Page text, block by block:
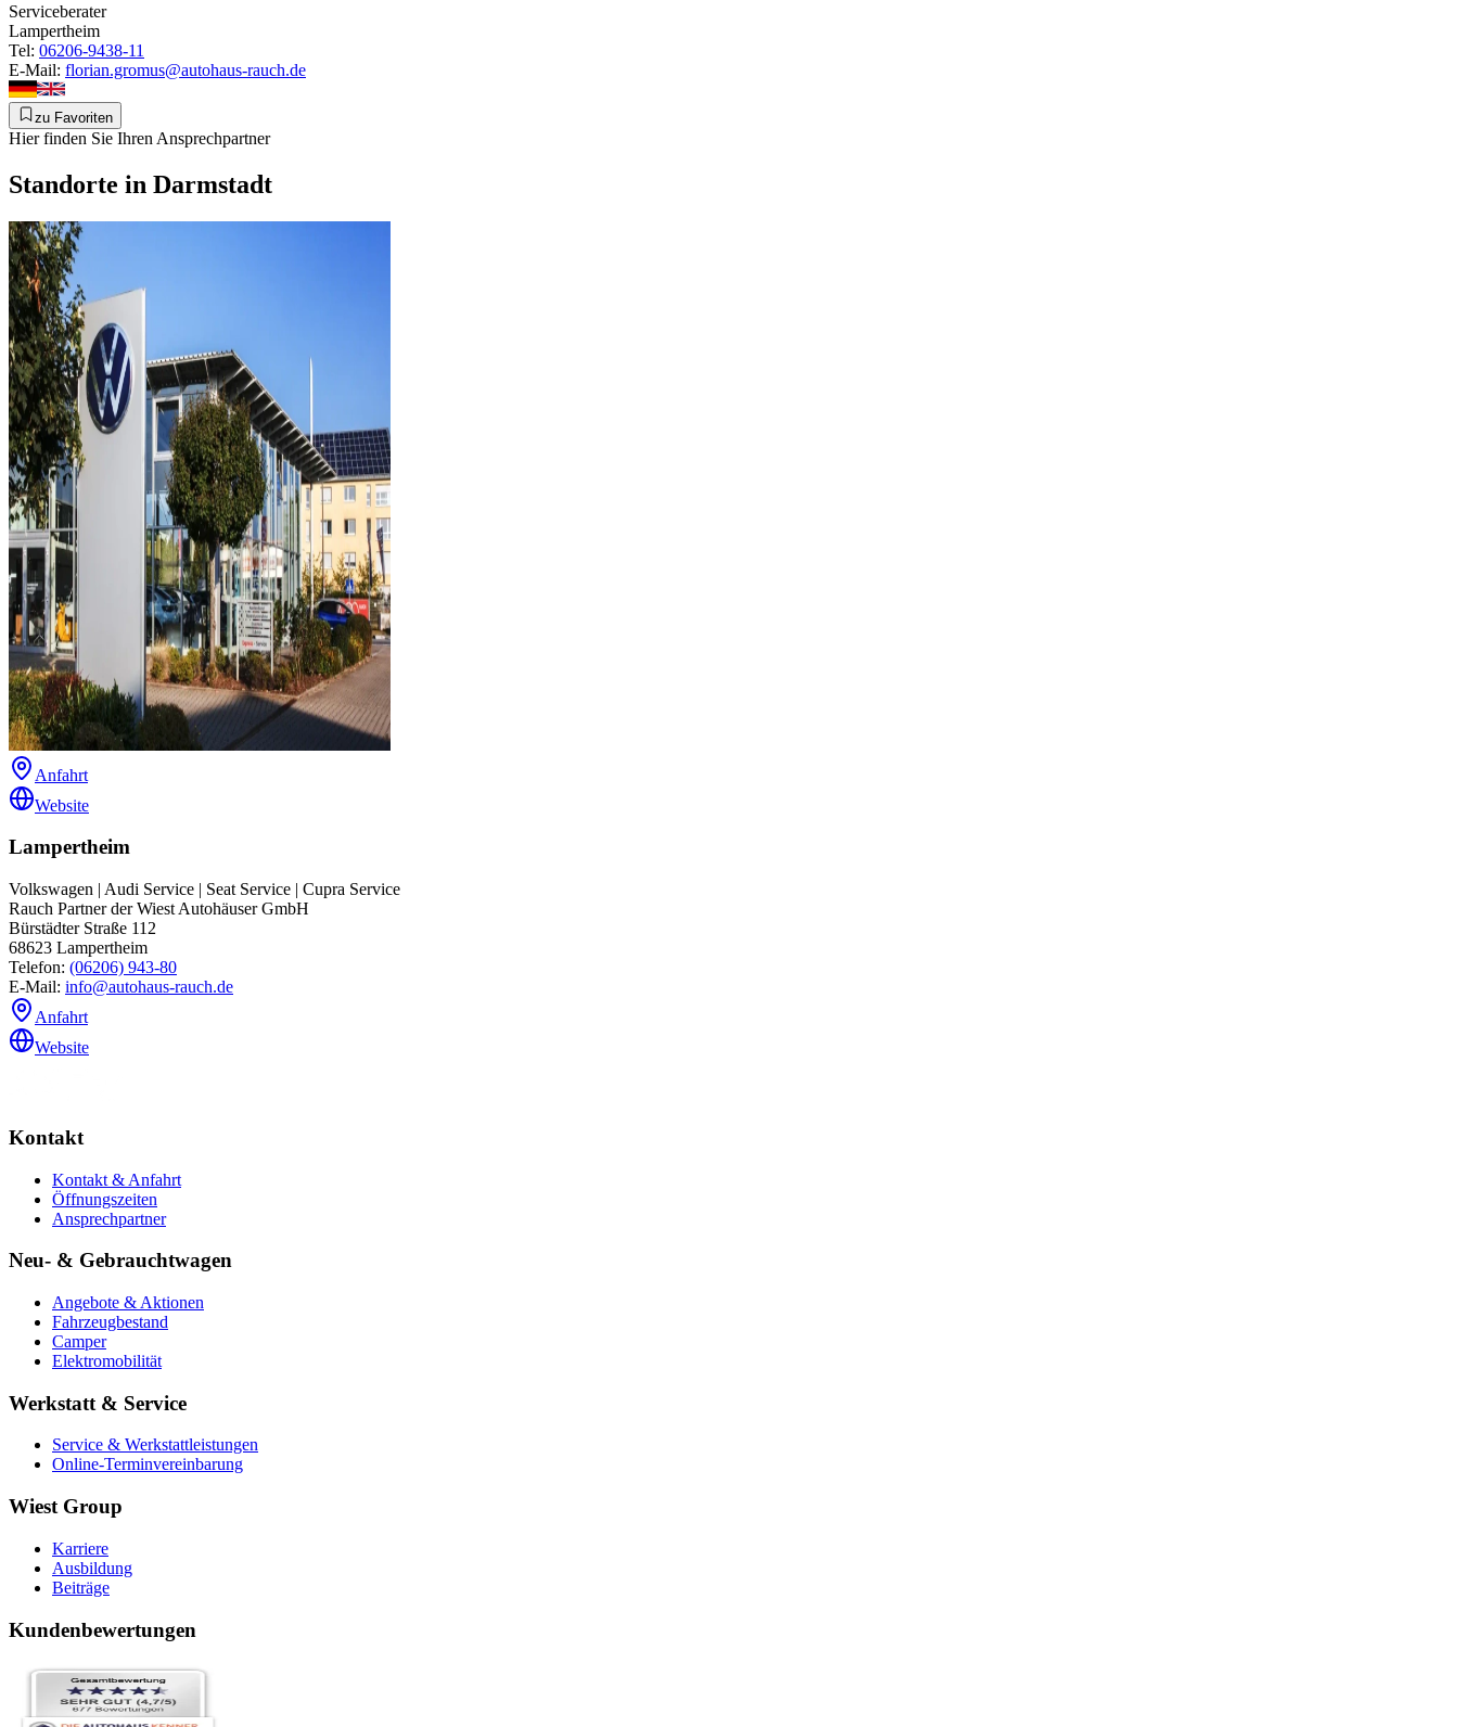
Serviceberater
Lampertheim
Tel: 06206-9438-11
E-Mail: florian.gromus@autohaus-rauch.de
zu Favoriten
Hier finden Sie Ihren Ansprechpartner
Standorte in Darmstadt
Anfahrt
Website
Lampertheim
Volkswagen | Audi Service | Seat Service | Cupra Service
Rauch Partner der Wiest Autohäuser GmbH
Bürstädter Straße 112
68623 Lampertheim
Telefon: (06206) 943-80
E-Mail: info@autohaus-rauch.de
Anfahrt
Website
Kontakt
Kontakt & Anfahrt
Öffnungszeiten
Ansprechpartner
Neu- & Gebrauchtwagen
Angebote & Aktionen
Fahrzeugbestand
Camper
Elektromobilität
Werkstatt & Service
Service & Werkstattleistungen
Online-Terminvereinbarung
Wiest Group
Karriere
Ausbildung
Beiträge
Kundenbewertungen